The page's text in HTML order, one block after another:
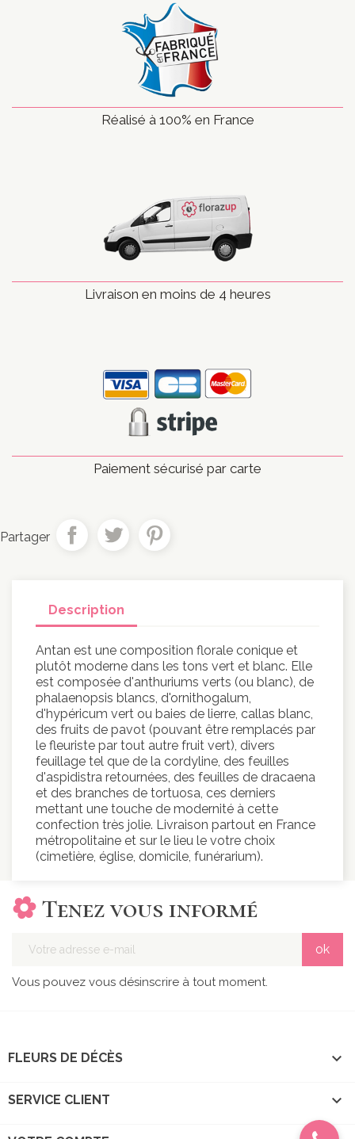
Réalisé à 100% en France
Livraison en moins de 4 heures
Paiement sécurisé par carte
Partager
Description
Antan est une composition florale conique et
plutôt moderne dans les tons vert et blanc. Elle
est composée d'anthuriums verts (ou blanc), de
phalaenopsis blancs, d'ornithogalum,
d'hypéricum vert ou baies de lierre, callas blanc,
des fruits de pavot (pouvant être remplacés par
le fleuriste par tout autre fruit vert), divers
feuillage tel que de la cordyline, des feuilles
d'aspidistra retournées, des feuilles de dracaena
et des branches de tortuosa, ces derniers
mettant une touche de modernité à cette
confection très jolie. Livraison partout en France
métropolitaine et sur le lieu le votre choix
(cimetière, église, domicile, funérarium).
Tenez vous informé
Vous pouvez vous désinscrire à tout moment.
FLEURS DE DÉCÈS 
SERVICE CLIENT 